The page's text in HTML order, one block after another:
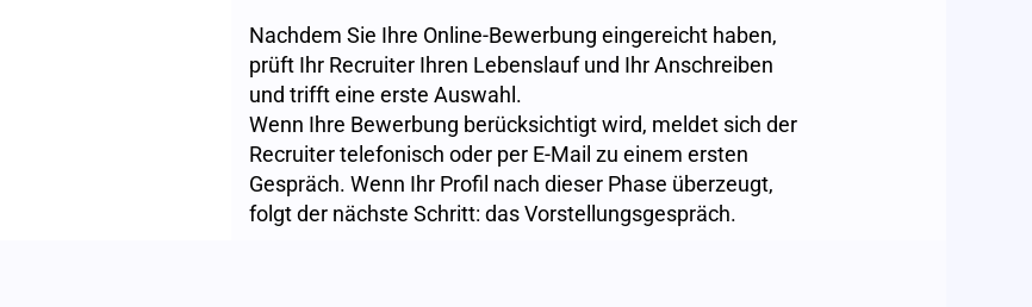
Nachdem Sie Ihre Online-Bewerbung eingereicht haben,
prüft Ihr Recruiter Ihren Lebenslauf und Ihr Anschreiben
und trifft eine erste Auswahl.
Wenn Ihre Bewerbung berücksichtigt wird, meldet sich der
Recruiter telefonisch oder per E-Mail zu einem ersten
Gespräch. Wenn Ihr Profil nach dieser Phase überzeugt,
folgt der nächste Schritt: das Vorstellungsgespräch.